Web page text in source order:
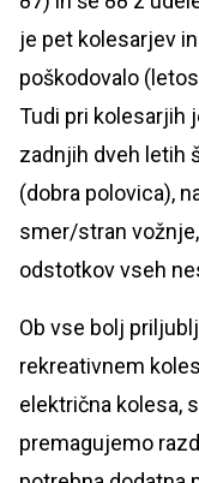
je pet kolesarjev
poškodovalo
Tudi pri kolesarjih
zadnjih dveh letih
(dobra polovica),
smer/stran
odstotkov vseh
Ob vse bolj
rekreativnem
električna kolesa,
premagujemo